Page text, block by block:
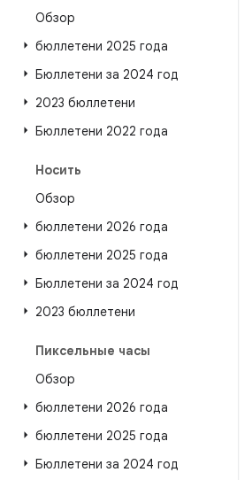
Обзор
бюллетени 2025 года
Бюллетени за 2024 год
2023 бюллетени
Бюллетени 2022 года
Носить
Обзор
бюллетени 2026 года
бюллетени 2025 года
Бюллетени за 2024 год
2023 бюллетени
Пиксельные часы
Обзор
бюллетени 2026 года
бюллетени 2025 года
Бюллетени за 2024 год